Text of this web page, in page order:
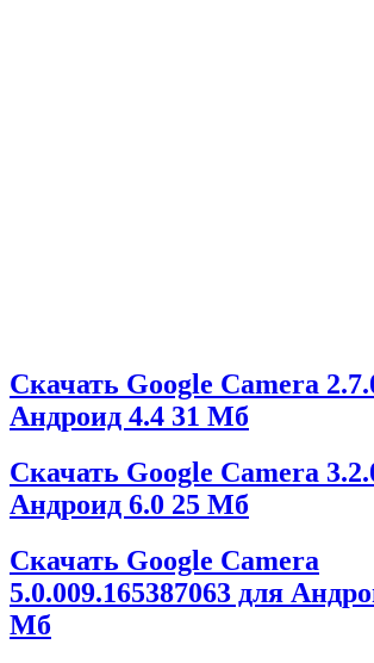
Скачать Google Camera
Андроид 4.4 31 Мб
Скачать Google Camera
Андроид 6.0 25 Мб
Скачать Google Camera
5.0.009.165387063 для
Мб